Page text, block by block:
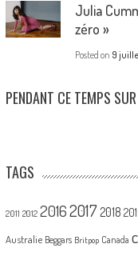
Julia
zéro »
Posted on 9
PENDANT CE TEMPS
TAGS
2011 2012 20162017 2018
Australie Beggars Britpop Canada